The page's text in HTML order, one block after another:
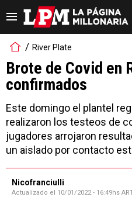
River Plate
Brote de Covid en
confirmados
Este domingo el plantel
realizaron los testeos de
jugadores arrojaron
un aislado por contacto
Nicofranciulli
Actualizado el 10/01/2022 - 16:49hs